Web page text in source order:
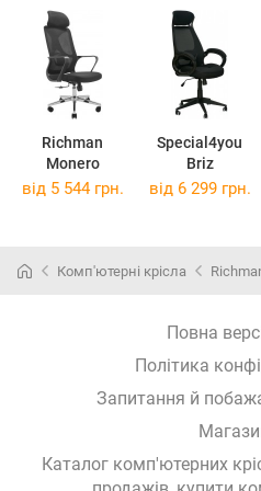
Richman
Monero
Special4you
Briz
від 5 544 грн. від 6 299 грн.
Комп'ютерні крісла
Повна
Політика
Запитання й
Каталог комп'ютерних